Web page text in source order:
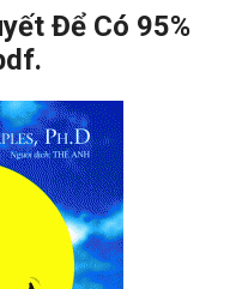
Để Có 95%